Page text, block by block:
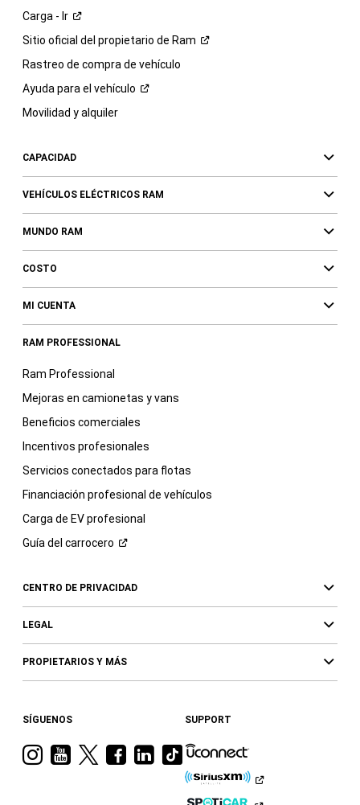
Carga - Ir
Sitio oficial del propietario de Ram
Rastreo de compra de vehículo
Ayuda para el vehículo
Movilidad y alquiler
CAPACIDAD
VEHÍCULOS ELÉCTRICOS RAM
MUNDO RAM
COSTO
MI CUENTA
RAM PROFESSIONAL
Ram Professional
Mejoras en camionetas y vans
Beneficios comerciales
Incentivos profesionales
Servicios conectados para flotas
Financiación profesional de vehículos
Carga de EV profesional
Guía del carrocero
CENTRO DE PRIVACIDAD
LEGAL
PROPIETARIOS Y MÁS
SÍGUENOS
VisitaVisitaVisitaVisitaVisita
Ram
Visita
a
Ram
SUPPORT